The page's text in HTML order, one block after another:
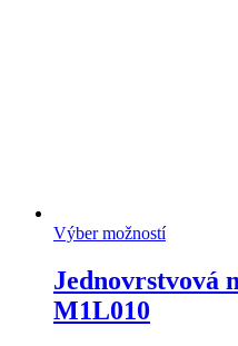
Výber možností
Jednovrstvová
M1L010